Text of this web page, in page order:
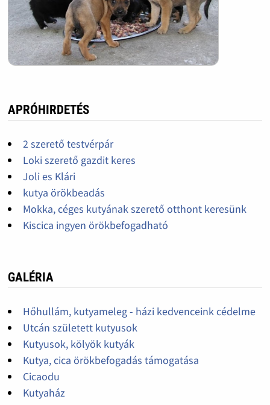
APRÓHIRDETÉS
2 szerető testvérpár
Loki szerető gazdit keres
Joli es Klári
kutya örökbeadás
Mokka, céges kutyának szerető otthont keresünk
Kiscica ingyen örökbefogadható
GALÉRIA
Hőhullám, kutyameleg - házi kedvenceink cédelme
Utcán született kutyusok
Kutyusok, kölyök kutyák
Kutya, cica örökbefogadás támogatása
Cicaodu
Kutyaház